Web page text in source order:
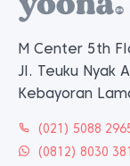
M Center 5th
Jl. Teuku Nyak
Kebayoran
(021) 5088
(0812) 8030